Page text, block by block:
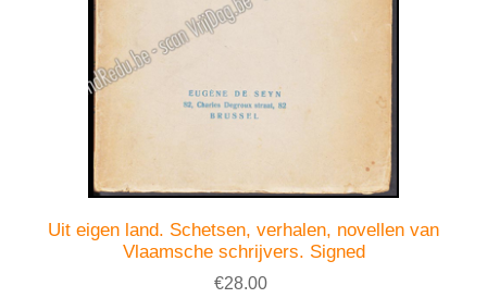
Uit eigen land. Schetsen, verhalen, novellen van
Vlaamsche schrijvers. Signed
€28.00